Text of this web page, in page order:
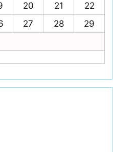
20 21
22
27 28
29